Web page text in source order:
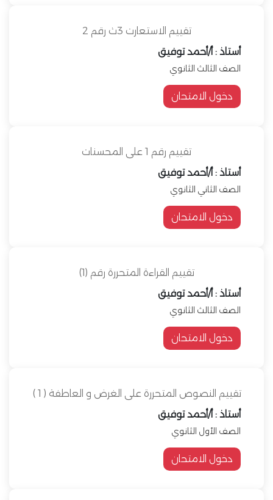
تقييم الاستعارت 3ث رقم 2
أستاذ : أ/أحمد توفيق
الصف الثالث الثانوي
دخول الامتحان
تقييم رقم 1 على المحسنات
أستاذ : أ/أحمد توفيق
الصف الثاني الثانوي
دخول الامتحان
تقييم القراءة المتحررة رقم (1)
أستاذ : أ/أحمد توفيق
الصف الثالث الثانوي
دخول الامتحان
تقييم النصوص المتحررة على الغرض و العاطفة ( 1 )
أستاذ : أ/أحمد توفيق
الصف الأول الثانوي
دخول الامتحان